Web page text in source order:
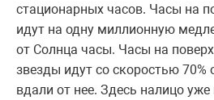
стационарных часов. Часы на
идут на одну миллионную
от Солнца часы. Часы на
звезды идут со скоростью 70%
вдали от нее. Здесь налицо уже